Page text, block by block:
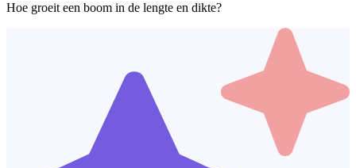
Hoe groeit een boom in de lengte en dikte?